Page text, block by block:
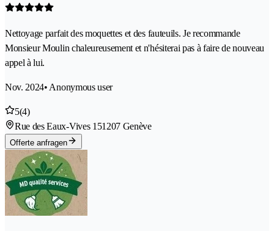
Nettoyage parfait des moquettes et des fauteuils. Je recommande
Monsieur Moulin chaleureusement et n'hésiterai pas à faire de nouveau
appel à lui.
Nov. 2024• Anonymous user
5(4)
Rue des Eaux-Vives 151207 Genève
Offerte anfragen